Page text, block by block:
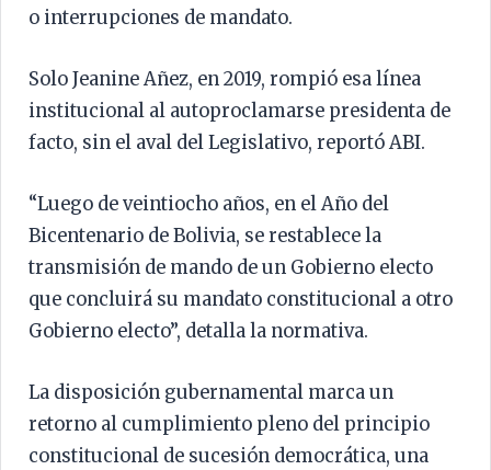
o interrupciones de mandato.
Solo Jeanine Añez, en 2019, rompió esa línea
institucional al autoproclamarse presidenta de
facto, sin el aval del Legislativo, reportó ABI.
“Luego de veintiocho años, en el Año del
Bicentenario de Bolivia, se restablece la
transmisión de mando de un Gobierno electo
que concluirá su mandato constitucional a otro
Gobierno electo”, detalla la normativa.
La disposición gubernamental marca un
retorno al cumplimiento pleno del principio
constitucional de sucesión democrática, una